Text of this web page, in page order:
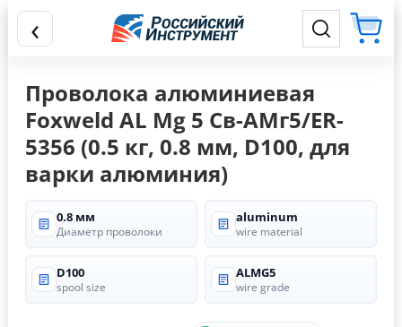
‹
Проволока алюминиевая
Foxweld AL Mg 5 Св-АМг5/ER-
5356 (0.5 кг, 0.8 мм, D100, для
варки алюминия)
0.8 мм
Диаметр проволоки
aluminum
wire material
D100
spool size
ALMG5
wire grade